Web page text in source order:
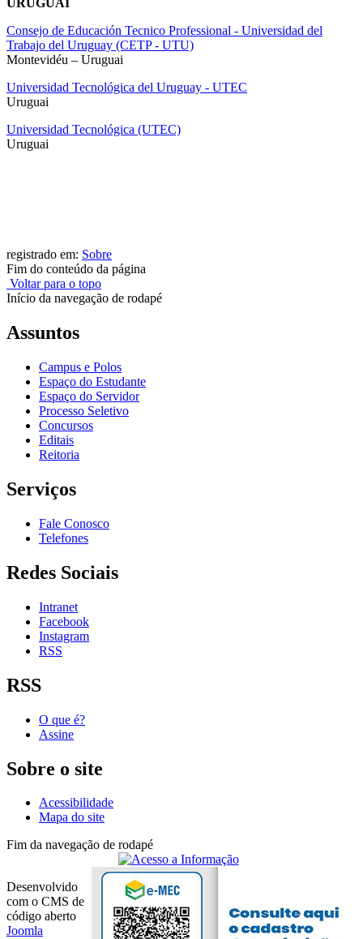
URUGUAI
Consejo de Educación Tecnico Professional - Universidad del
Trabajo del Uruguay (CETP - UTU)
Montevidéu – Uruguai
Universidad Tecnológica del Uruguay - UTEC
Uruguai
Universidad Tecnológica (UTEC)
Uruguai
registrado em: Sobre
Fim do conteúdo da página
Voltar para o topo
Início da navegação de rodapé
Assuntos
Campus e Polos
Espaço do Estudante
Espaço do Servidor
Processo Seletivo
Concursos
Editais
Reitoria
Serviços
Fale Conosco
Telefones
Redes Sociais
Intranet
Facebook
Instagram
RSS
RSS
O que é?
Assine
Sobre o site
Acessibilidade
Mapa do site
Fim da navegação de rodapé
Desenvolvido
com o CMS de
código aberto
Joomla